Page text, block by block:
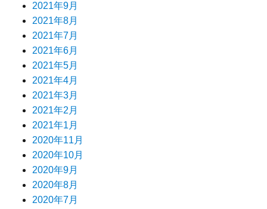
2021年9月
2021年8月
2021年7月
2021年6月
2021年5月
2021年4月
2021年3月
2021年2月
2021年1月
2020年11月
2020年10月
2020年9月
2020年8月
2020年7月